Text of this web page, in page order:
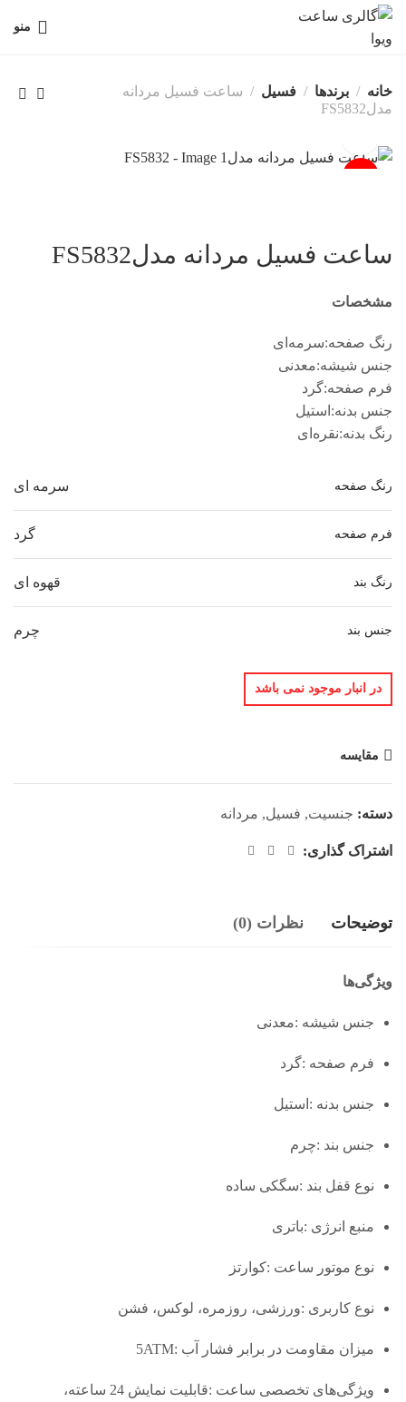
منو
خانه برندها فسیل
ساعت فسیل مردانه
مدلFS5832
ساعت فسیل مردانه مدلFS5832
مشخصات
رنگ صفحه:سرمه‌ای
جنس شیشه:معدنی
فرم صفحه:گرد
جنس بدنه:استیل
رنگ بدنه:نقره‌ای
رنگ صفحه سرمه ای
فرم صفحه گرد
رنگ بند قهوه ای
جنس بند چرم
در انبار موجود نمی باشد
مقایسه
دسته: جنسیت, فسیل, مردانه
اشتراک گذاری:
توضیحات نظرات (0)
ویژگی‌ها
جنس شیشه :معدنی
فرم صفحه :گرد
جنس بدنه :استیل
جنس بند :چرم
نوع قفل بند :سگکی ساده
منبع انرژی :باتری
نوع موتور ساعت :کوارتز
نوع کاربری :ورزشی، روزمره، لوکس، فشن
میزان مقاومت در برابر فشار آب :5ATM
ویژگی‌های تخصصی ساعت :قابلیت نمایش 24 ساعته،